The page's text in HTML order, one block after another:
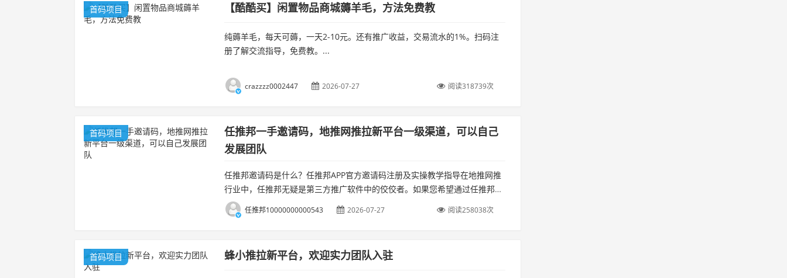
首码项目 【酷酷买】闲置物品商城薅羊毛，方法免费教
纯薅羊毛，每天可薅，一天2-10元。还有推广收益，交易流水的1%。扫码注
册了解交流指导，免费教。...
crazzzz0002447 2026-07-27 阅读318739次
首码项目
任推邦一手邀请码，地推网推拉新平台一级渠道，可以自己
发展团队
任推邦邀请码是什么？任推邦APP官方邀请码注册及实操教学指导在地推网推
行业中，任推邦无疑是第三方推广软件中的佼佼者。如果您希望通过任推邦获
得满意的收益，首先需要从选择正确的注册邀请码开始。邀请码不仅影响您的
收益，还决...
任推邦10000000000543 2026-07-27 阅读258038次
首码项目 蜂小推拉新平台，欢迎实力团队入驻